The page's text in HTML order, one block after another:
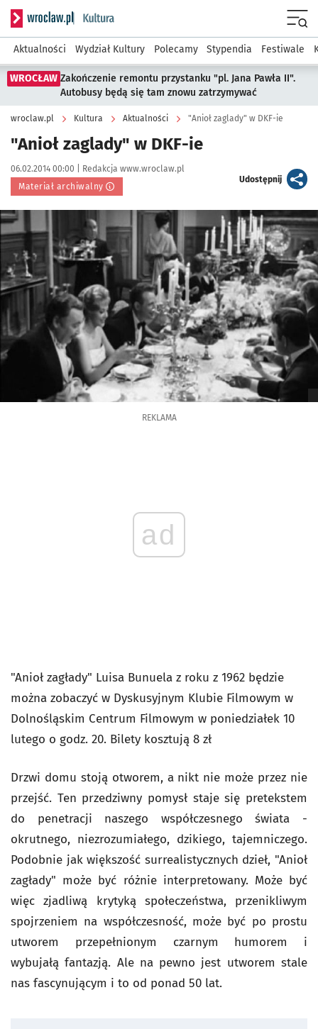
Serwis informacyjny wroclaw.pl podserwis: Kultura
Aktualności Wydział Kultury Polecamy Stypendia Festiwale
WROCŁAW Zakończenie remontu przystanku "pl. Jana Pawła II".
Autobusy będą się tam znowu zatrzymywać
wroclaw.pl Kultura Aktualności "Anioł zaglady" w DKF-ie
"Anioł zaglady" w DKF-ie
Data publikacji:
06.02.2014 00:00 | Autor:
Redakcja www.wroclaw.pl
Materiał archiwalny
Udostępnijartykuł
Kliknij, aby powiększyć
REKLAMA
ad
"Anioł zagłady" Luisa Bunuela z roku z 1962 będzie
można zobaczyć w Dyskusyjnym Klubie Filmowym w
Dolnośląskim Centrum Filmowym w poniedziałek 10
lutego o godz. 20. Bilety kosztują 8 zł
Drzwi domu stoją otworem, a nikt nie może przez nie
przejść. Ten przedziwny pomysł staje się pretekstem
do penetracji naszego współczesnego świata -
okrutnego, niezrozumiałego, dzikiego, tajemniczego.
Podobnie jak większość surrealistycznych dzieł, "Anioł
zagłady" może być różnie interpretowany. Może być
więc zjadliwą krytyką społeczeństwa, przenikliwym
spojrzeniem na współczesność, może być po prostu
utworem przepełnionym czarnym humorem i
wybujałą fantazją. Ale na pewno jest utworem stale
nas fascynującym i to od ponad 50 lat.